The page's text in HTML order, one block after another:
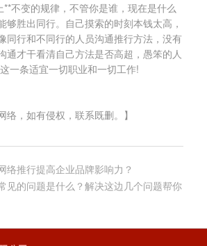
**不变的规律，不管你是谁，现在是什么
够胜出同行。自己摸索的时刻本钱太高，
同行和不同行的人员沟通推行方法，没有
通才干看清自己方法是否高超，愚笨的人
一条适宜一切职业和一切工作!
络，如有侵权，联系既删。】
络推行提高企业品牌影响力？
见的问题是什么？解决这边几个问题帮你